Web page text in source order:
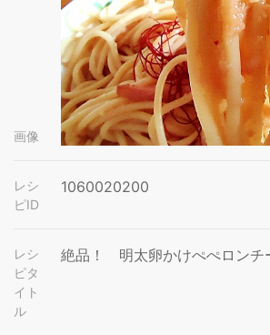
画像
レシ
ピID
1060020200
レシ
ピタ
イト
ル
絶品！ 明太卵かけぺぺロンチ